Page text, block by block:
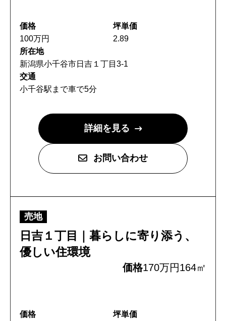
価格
100万円
坪単価
2.89
所在地
新潟県小千谷市日吉１丁目3-1
交通
小千谷駅まで車で5分
詳細を見る
お問い合わせ
売地
日吉１丁目｜暮らしに寄り添う、
優しい住環境
価格170万円164㎡
価格
坪単価